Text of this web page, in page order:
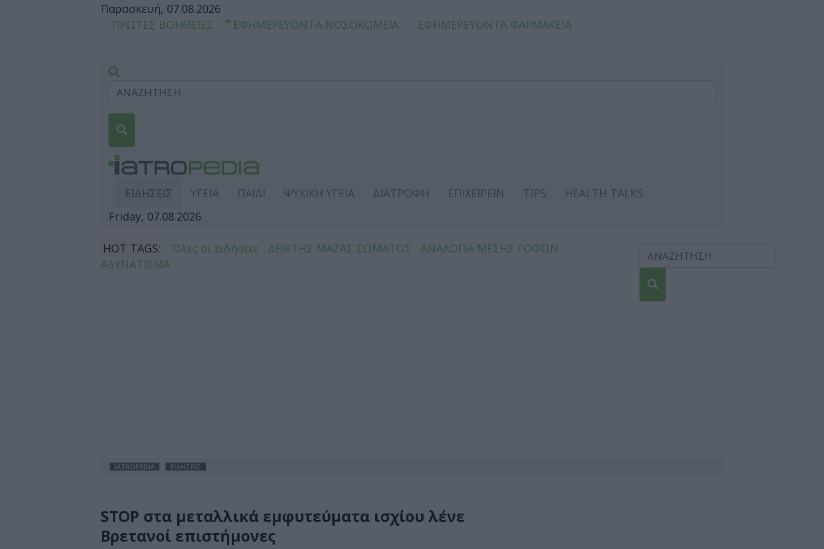
Παρασκευή, 07.08.2026
ΠΡΩΤΕΣ ΒΟΗΘΕΙΕΣ
ΕΦΗΜΕΡΕΥΟΝΤΑ ΝΟΣΟΚΟΜΕΙΑ ΕΦΗΜΕΡΕΥΟΝΤΑ ΦΑΡΜΑΚΕΙΑ
ΕΙΔΗΣΕΙΣ ΥΓΕΙΑ ΠΑΙΔΙ ΨΥΧΙΚΗ ΥΓΕΙΑ ΔΙΑΤΡΟΦΗ ΕΠΙΧΕΙΡΕΙΝ TIPS
HEALTH TALKS
Friday, 07.08.2026
HOT TAGS: Όλες οι ειδήσεις ΔΕΙΚΤΗΣ ΜΑΖΑΣ ΣΩΜΑΤΟΣ
ΑΝΑΛΟΓΙΑ ΜΕΣΗΣ ΓΟΦΩΝ
ΑΔΥΝΑΤΙΣΜΑ
IATROPEDIA ΕΙΔΗΣΕΙΣ
STOP στα μεταλλικά εμφυτεύματα ισχίου λένε
Βρετανοί επιστήμονες